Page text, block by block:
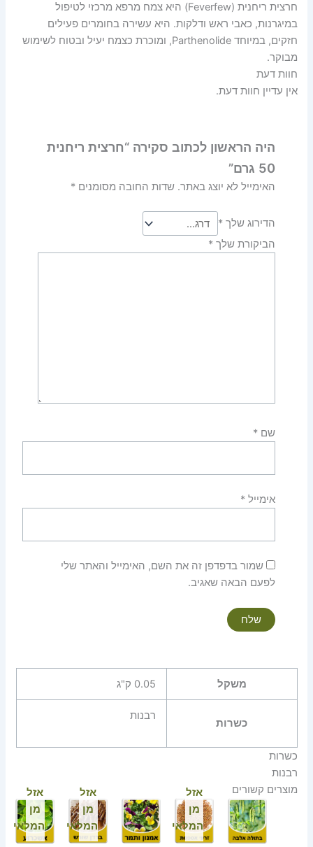
חרצית ריחנית (Feverfew) היא צמח מרפא מרכזי לטיפול
במיגרנות, כאבי ראש ודלקות. היא עשירה בחומרים פעילים
חזקים, במיוחד Parthenolide, ומוכרת כצמח יעיל ובטוח לשימוש
מבוקר.
חוות דעת
אין עדיין חוות דעת.
היה הראשון לכתוב סקירה “חרצית ריחנית
50 גרם”
האימייל לא יוצג באתר. שדות החובה מסומנים *
הדירוג שלך *
הביקורת שלך *
שם *
אימייל *
שמור בדפדפן זה את השם, האימייל והאתר שלי
לפעם הבאה שאגיב.
משקל 0.05 ק"ג
כשרות
רבנות
כשרות
רבנות
מוצרים קשורים
אזל
מן
המלאי
אזל
מן
המלאי
אזל
מן
המלאי